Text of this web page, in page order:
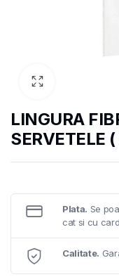
LINGURA
SERVETELE
Plata. Se
cat si cu
Calitate.